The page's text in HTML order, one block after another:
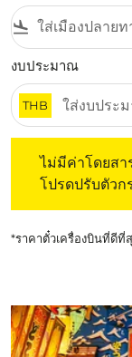
flight_land
งบประมาณ
THB
ไม่มีค่าโดยส
โปรดปรับตัว
*ราคาตั๋วเครื่องบินที่ดี